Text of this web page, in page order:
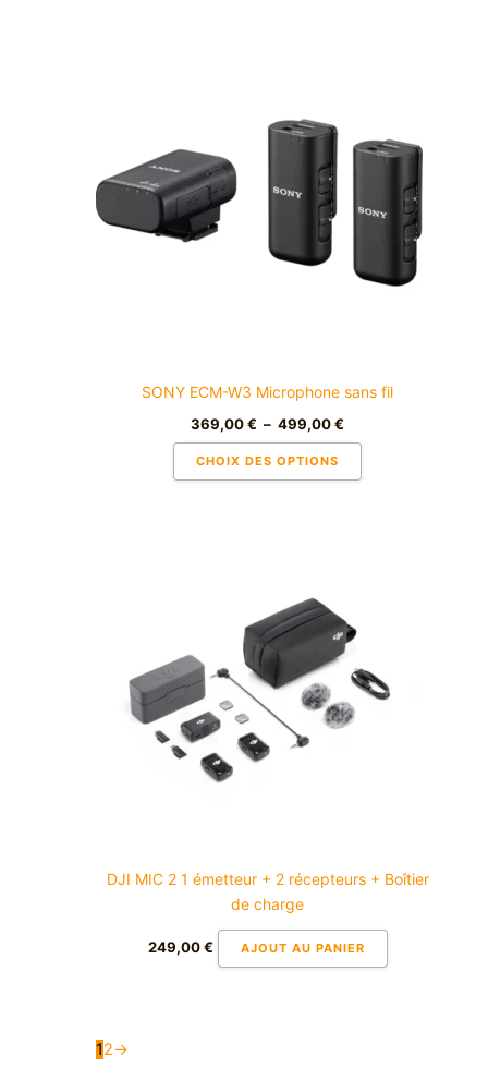
SONY ECM-W3 Microphone sans fil
369,00€ – 499,00€
499,00 €
CHOIX DES OPTIONS
variations.
options
peuvent
choisies
produit
DJI MIC 2 1 émetteur + 2 récepteurs + Boîtier
de charge
249,00€ AJOUT AU PANIER
12→